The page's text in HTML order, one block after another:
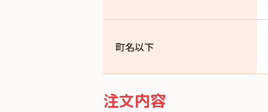
町名以下
注文内容